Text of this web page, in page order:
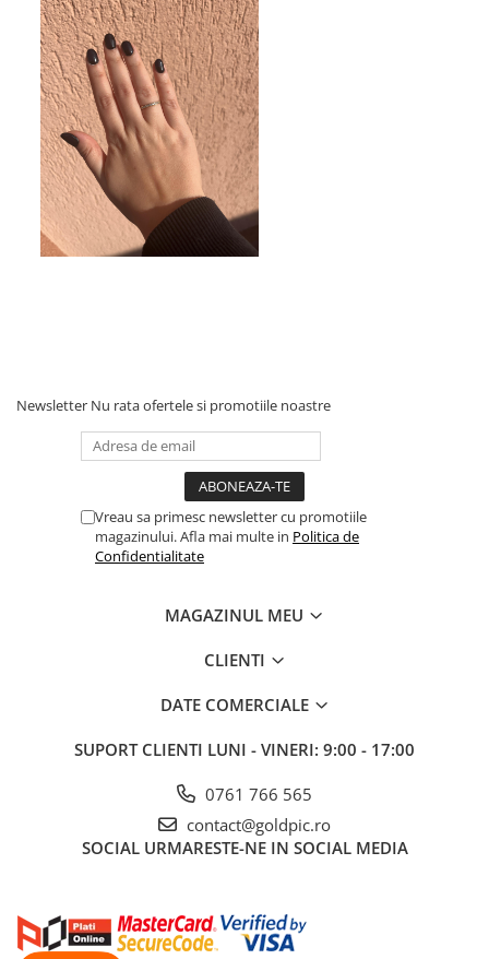
Newsletter Nu rata ofertele si promotiile noastre
Vreau sa primesc newsletter cu promotiile
magazinului. Afla mai multe in Politica de
Confidentialitate
MAGAZINUL MEU
CLIENTI
DATE COMERCIALE
SUPORT CLIENTI LUNI - VINERI: 9:00 - 17:00
0761 766 565
contact@goldpic.ro
SOCIAL URMARESTE-NE IN SOCIAL MEDIA